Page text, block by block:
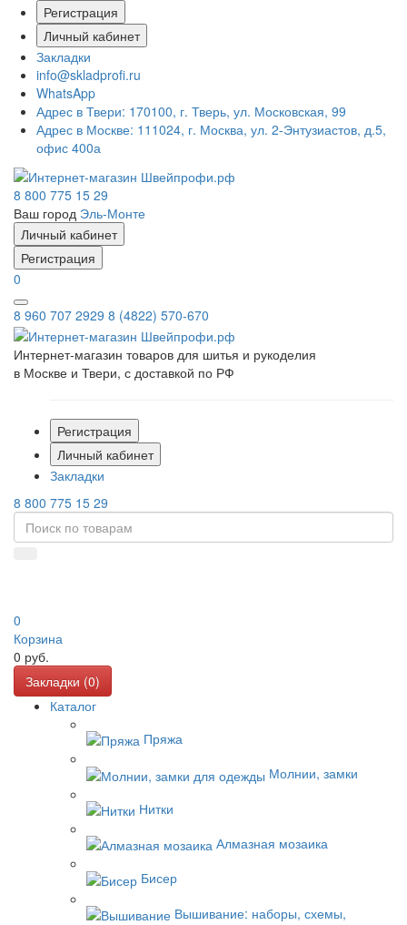
Регистрация
Личный кабинет
Закладки
info@skladprofi.ru
WhatsApp
Адрес в Твери: 170100, г. Тверь, ул. Московская, 99
Адрес в Москве: 111024, г. Москва, ул. 2-Энтузиастов, д.5,
офис 400а
8 800 775 15 29
Ваш город Эль-Монте
Личный кабинет
Регистрация
0
8 960 707 2929 8 (4822) 570-670
Интернет-магазин товаров для шитья и рукоделия
в Москве и Твери, с доставкой по РФ
Регистрация
Личный кабинет
Закладки
8 800 775 15 29
0
Корзина
0 руб.
Закладки (0)
Каталог
Пряжа
Молнии, замки
Нитки
Алмазная мозаика
Бисер
Вышивание: наборы, схемы,